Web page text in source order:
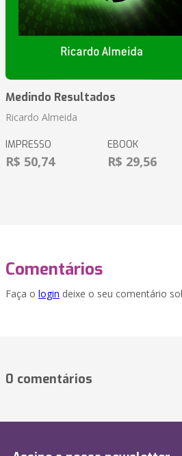
Medindo Resultados
Ricardo Almeida
IMPRESSO
R$ 50,74
EBOOK
R$ 29,56
Comentários
Faça o login deixe o seu comentário
0 comentários